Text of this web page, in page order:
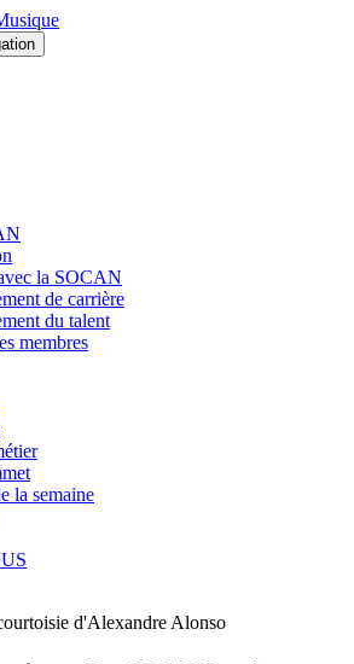
la SOCAN
de carrière
du talent
membres
la semaine
d'Alexandre Alonso